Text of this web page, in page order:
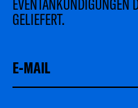
GELIEFERT.